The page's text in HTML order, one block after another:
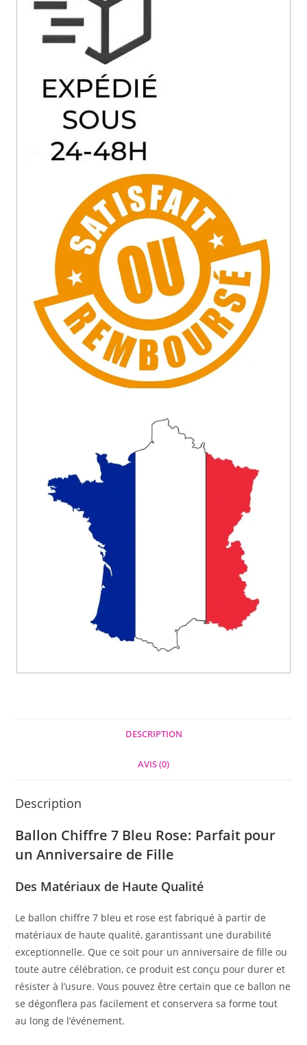
DESCRIPTION
AVIS (0)
Description
Ballon Chiffre 7 Bleu Rose: Parfait pour
un Anniversaire de Fille
Des Matériaux de Haute Qualité
Le ballon chiffre 7 bleu et rose est fabriqué à partir de
matériaux de haute qualité, garantissant une durabilité
exceptionnelle. Que ce soit pour un anniversaire de fille ou
toute autre célébration, ce produit est conçu pour durer et
résister à l’usure. Vous pouvez être certain que ce ballon ne
se dégonflera pas facilement et conservera sa forme tout
au long de l’événement.